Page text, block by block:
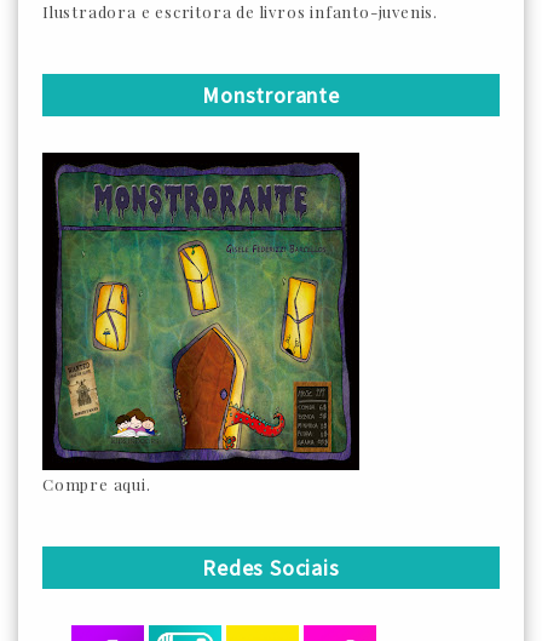
Ilustradora e escritora de livros infanto-juvenis.
Monstrorante
Compre aqui.
Redes Sociais